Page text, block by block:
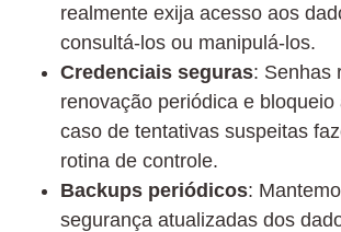
realmente exija acesso aos
consultá-los ou manipulá-los.
Credenciais seguras: Senhas
renovação periódica e bloqueio
caso de tentativas suspeitas
rotina de controle.
Backups periódicos:
segurança atualizadas dos